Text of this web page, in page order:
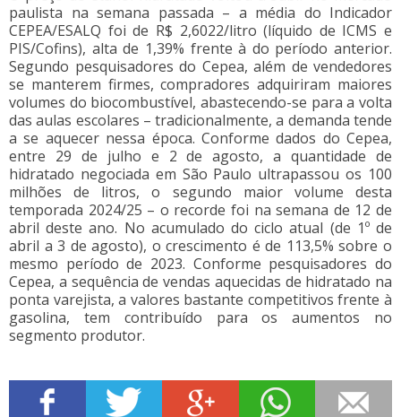
paulista na semana passada – a média do Indicador
CEPEA/ESALQ foi de R$ 2,6022/litro (líquido de ICMS e
PIS/Cofins), alta de 1,39% frente à do período anterior.
Segundo pesquisadores do Cepea, além de vendedores
se manterem firmes, compradores adquiriram maiores
volumes do biocombustível, abastecendo-se para a volta
das aulas escolares – tradicionalmente, a demanda tende
a se aquecer nessa época. Conforme dados do Cepea,
entre 29 de julho e 2 de agosto, a quantidade de
hidratado negociada em São Paulo ultrapassou os 100
milhões de litros, o segundo maior volume desta
temporada 2024/25 – o recorde foi na semana de 12 de
abril deste ano. No acumulado do ciclo atual (de 1º de
abril a 3 de agosto), o crescimento é de 113,5% sobre o
mesmo período de 2023. Conforme pesquisadores do
Cepea, a sequência de vendas aquecidas de hidratado na
ponta varejista, a valores bastante competitivos frente à
gasolina, tem contribuído para os aumentos no
segmento produtor.